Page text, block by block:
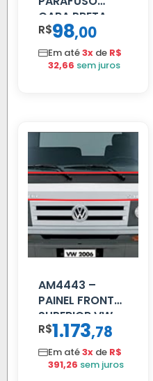
CARA PRETA
PARCIAL
R$98,00
Em até3x de R$
32,66 sem juros
AM4443 –
PAINEL FRONTAL
SUPERIOR VW
DELIVERY
R$1.173,78
Em até3x de R$
391,26 sem juros